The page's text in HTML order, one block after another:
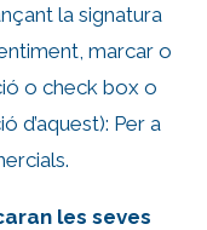
la signatura
marcar o
o check box o
d’aquest): Per a
les seves